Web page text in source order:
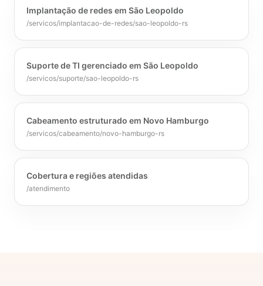
Implantação de redes em São Leopoldo
/servicos/implantacao-de-redes/sao-leopoldo-rs
Suporte de TI gerenciado em São Leopoldo
/servicos/suporte/sao-leopoldo-rs
Cabeamento estruturado em Novo Hamburgo
/servicos/cabeamento/novo-hamburgo-rs
Cobertura e regiões atendidas
/atendimento